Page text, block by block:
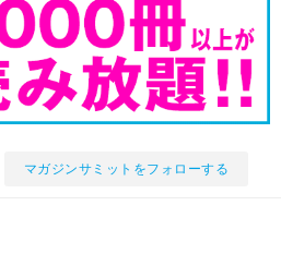
マガジンサミットをフォローする